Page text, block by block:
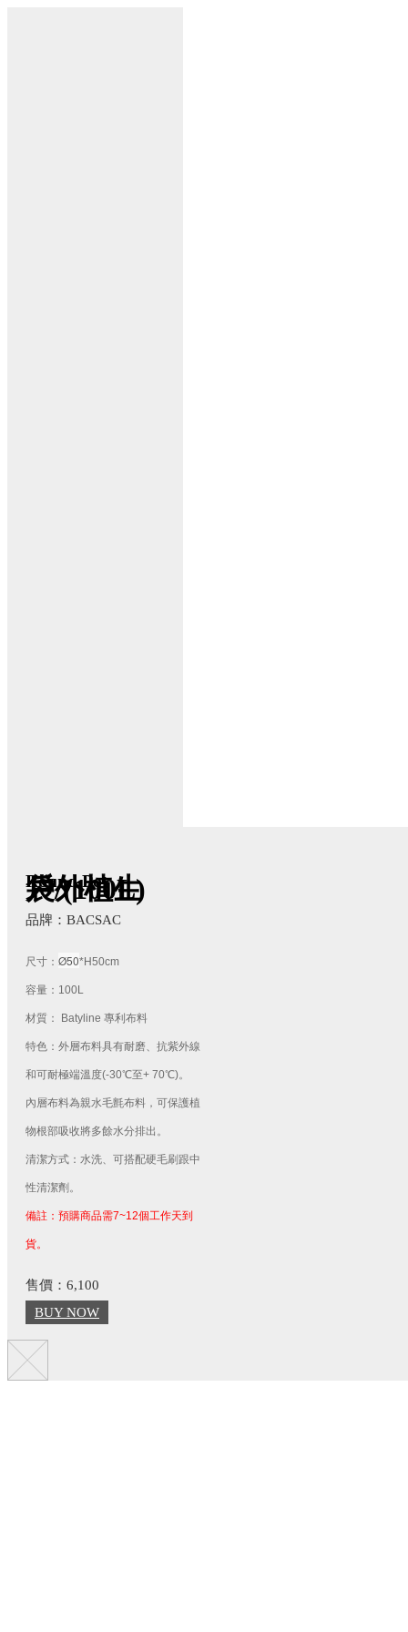
Round Pot
戶外植生袋/(100L)
品牌：BACSAC
尺寸： Ø50*H50cm
容量：100L
材質： Batyline 專利布料
特色：外層布料具有耐磨、 抗紫外線
和可耐極端溫度(-30℃至+ 70℃)。
內層布料為親水毛氈布料，可保護植
物根部吸收將多餘水分排出。
清潔方式：水洗、可搭配硬毛刷跟中
性清潔劑。
備註：預購商品需7~12個工作天到
貨。
售價：6,100
BUY NOW